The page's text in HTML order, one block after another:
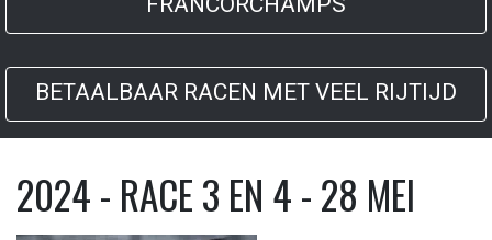
BETAALBAAR RACEN MET VEEL RIJTIJD
2024 - RACE 3 EN 4 - 28 MEI